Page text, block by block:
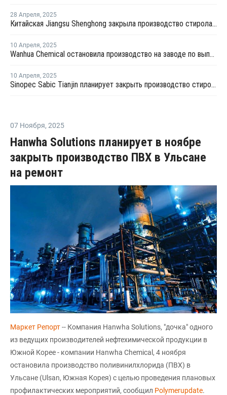
28 Апреля, 2025
Китайская Jiangsu Shenghong закрыла производство стирола и окиси пропилена на неопределенный срок
10 Апреля, 2025
Wanhua Chemical остановила производство на заводе по выпуску стирола в Китае
10 Апреля, 2025
Sinopec Sabic Tianjin планирует закрыть производство стирола в провинции Тяньцзинь на ремонт
07 Ноября, 2025
Hanwha Solutions планирует в ноябре
закрыть производство ПВХ в Ульсане
на ремонт
Маркет Репорт-- Компания Hanwha Solutions, "дочка" одного
из ведущих производителей нефтехимической продукции в
Южной Корее - компании Hanwha Chemical, 4 ноября
остановила производство поливинилхлорида (ПВХ) в
Ульсане (Ulsan, Южная Корея) с целью проведения плановых
профилактических мероприятий, сообщил Polymerupdate.